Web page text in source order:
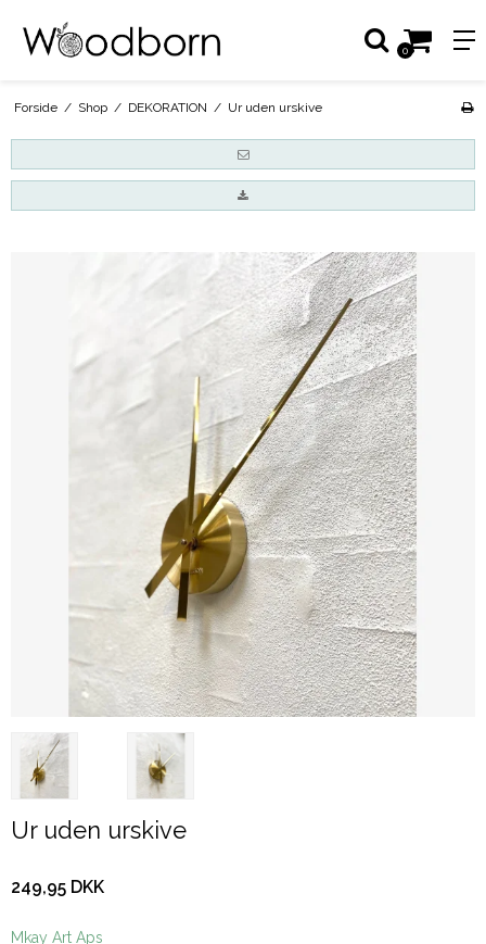
0
Forside / Shop / DEKORATION / Ur uden urskive
Ur uden urskive
249,95 DKK
Mkay Art Aps